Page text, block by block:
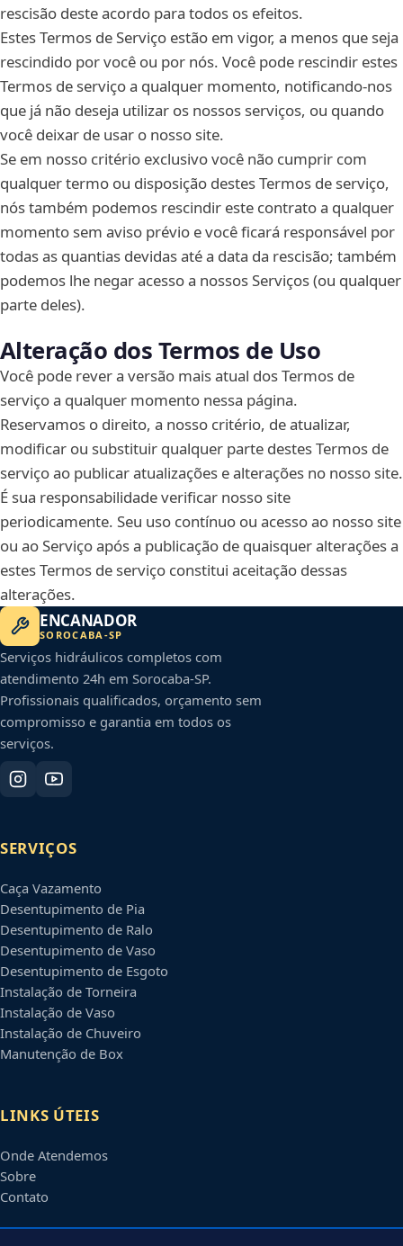
rescisão deste acordo para todos os efeitos.
Estes Termos de Serviço estão em vigor, a menos que seja
rescindido por você ou por nós. Você pode rescindir estes
Termos de serviço a qualquer momento, notificando-nos
que já não deseja utilizar os nossos serviços, ou quando
você deixar de usar o nosso site.
Se em nosso critério exclusivo você não cumprir com
qualquer termo ou disposição destes Termos de serviço,
nós também podemos rescindir este contrato a qualquer
momento sem aviso prévio e você ficará responsável por
todas as quantias devidas até a data da rescisão; também
podemos lhe negar acesso a nossos Serviços (ou qualquer
parte deles).
Alteração dos Termos de Uso
Você pode rever a versão mais atual dos Termos de
serviço a qualquer momento nessa página.
Reservamos o direito, a nosso critério, de atualizar,
modificar ou substituir qualquer parte destes Termos de
serviço ao publicar atualizações e alterações no nosso site.
É sua responsabilidade verificar nosso site
periodicamente. Seu uso contínuo ou acesso ao nosso site
ou ao Serviço após a publicação de quaisquer alterações a
estes Termos de serviço constitui aceitação dessas
alterações.
ENCANADOR
SOROCABA-SP
Serviços hidráulicos completos com
atendimento 24h em Sorocaba-SP.
Profissionais qualificados, orçamento sem
compromisso e garantia em todos os
serviços.
SERVIÇOS
Caça Vazamento
Desentupimento de Pia
Desentupimento de Ralo
Desentupimento de Vaso
Desentupimento de Esgoto
Instalação de Torneira
Instalação de Vaso
Instalação de Chuveiro
Manutenção de Box
LINKS ÚTEIS
Onde Atendemos
Sobre
Contato